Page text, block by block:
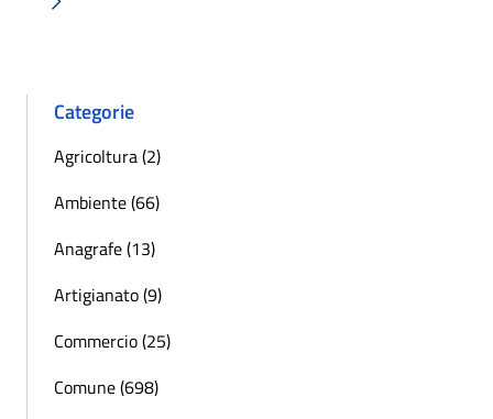
Successiva »
Categorie
Agricoltura (2)
Ambiente (66)
Anagrafe (13)
Artigianato (9)
Commercio (25)
Comune (698)